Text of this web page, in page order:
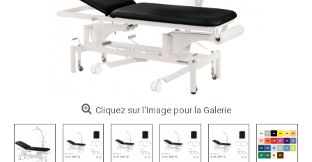
Cliquez sur l'Image pour la Galerie